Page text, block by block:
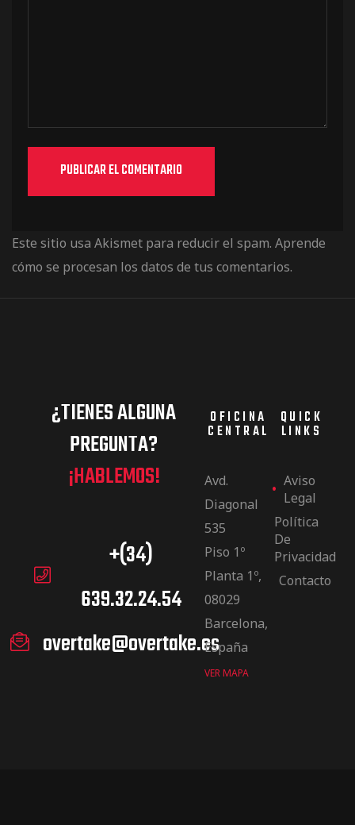
Este sitio usa Akismet para reducir el spam. Aprende
cómo se procesan los datos de tus comentarios.
¿TIENES ALGUNA
PREGUNTA?
¡HABLEMOS!
+(34)
639.32.24.54
overtake@overtake.es
OFICINA
CENTRAL
Avd.
Diagonal
535
Piso 1º
Planta 1º,
08029
Barcelona,
España
VER MAPA
QUICK
LINKS
Aviso
Legal
Política
De
Privacidad
Contacto